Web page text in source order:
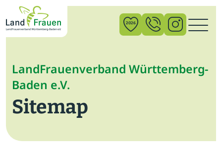
2026
LandFrauenverband Württemberg-
Baden e.V.
Sitemap
×
News
Verband
Politik
Bildung